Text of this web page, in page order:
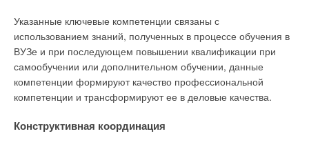
Указанные ключевые компетенции связаны с
использованием знаний, полученных в процессе обучения в
ВУЗе и при последующем повышении квалификации при
самообучении или дополнительном обучении, данные
компетенции формируют качество профессиональной
компетенции и трансформируют ее в деловые качества.
Конструктивная координация